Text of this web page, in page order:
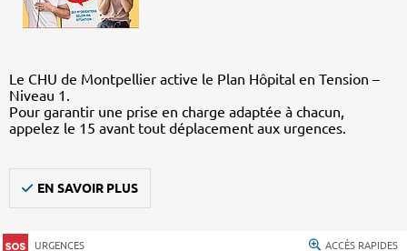
Le CHU de Montpellier active le Plan Hôpital en Tension –
Niveau 1.
Pour garantir une prise en charge adaptée à chacun,
appelez le 15 avant tout déplacement aux urgences.
EN SAVOIR PLUS
URGENCES ACCÈS RAPIDES